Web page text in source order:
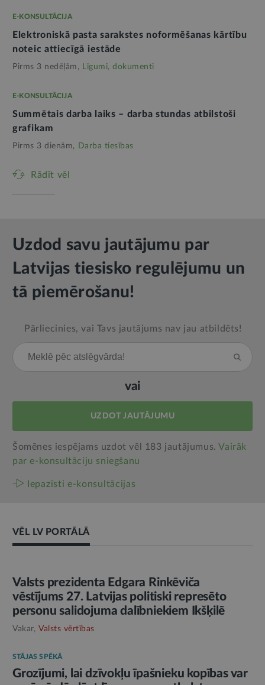
E-KONSULTĀCIJA
Elektroniskā pasta sarakstes noformēšanas kārtību
noteic attiecīgā iestāde
Pirms 3 nedēļām, Līgumi, dokumenti
E-KONSULTĀCIJA
Summētais darba laiks – darba stundas atbilstoši
grafikam
Pirms 3 dienām, Darba tiesības
Rādīt vēl
Uzdod savu jautājumu par
Latvijas tiesisko regulējumu un
tā piemērošanu!
Pārliecinies, vai Tavs jautājums nav jau atbildēts!
vai
UZDOT JAUTĀJUMU
Šomēnes iespējams uzdot vēl 183 jautājumus.Vairāk
par e‑konsultāciju sniegšanu
Iepazīsti e-konsultācijas
VĒL LV PORTĀLĀ
AMATPERSONAS RUNA
Valsts prezidenta Edgara Rinkēviča
vēstījums 27. Latvijas politiski represēto
personu salidojuma dalībniekiem Ikšķilē
Vakar, Valsts vērtības
STĀJAS SPĒKĀ
Grozījumi, lai dzīvokļu īpašnieku kopības var